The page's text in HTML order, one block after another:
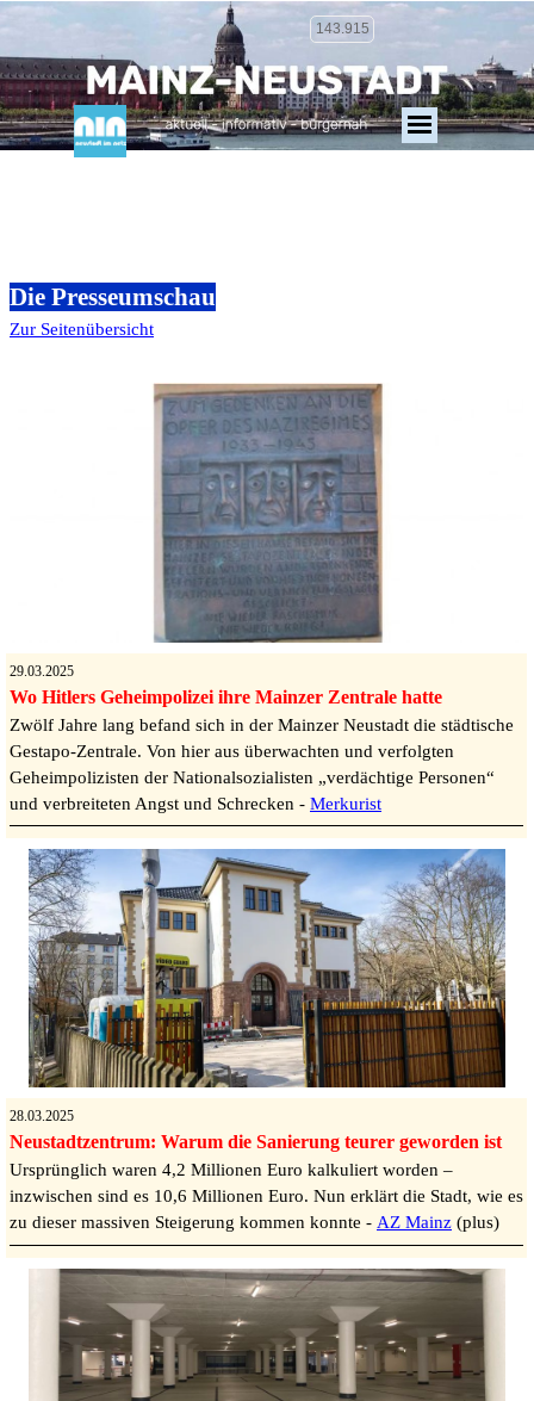
143.915
Die Presseumschau
Zur Seitenübersicht
29.03.2025
Wo Hitlers Geheimpolizei ihre Mainzer Zentrale hatte
Zwölf Jahre lang befand sich in der Mainzer Neustadt die städtische
Gestapo-Zentrale. Von hier aus überwachten und verfolgten
Geheimpolizisten der Nationalsozialisten „verdächtige Personen“
und verbreiteten Angst und Schrecken - Merkurist
28.03.2025
Neustadtzentrum: Warum die Sanierung teurer geworden ist
Ursprünglich waren 4,2 Millionen Euro kalkuliert worden –
inzwischen sind es 10,6 Millionen Euro. Nun erklärt die Stadt, wie es
zu dieser massiven Steigerung kommen konnte - AZ Mainz (plus)